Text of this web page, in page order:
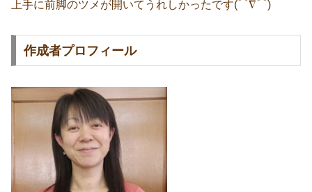
上手に前脚のツメが開いてうれしかったです(⌒∇⌒)
作成者プロフィール